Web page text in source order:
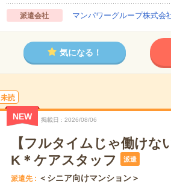
派遣会社 マンパワーグループ株式
気になる！
未読
NEW 掲載日 2026/08/06
【フルタイムじゃ働けな
K＊ケアスタッフ
派遣
派遣先 ＜シニア向けマンション＞